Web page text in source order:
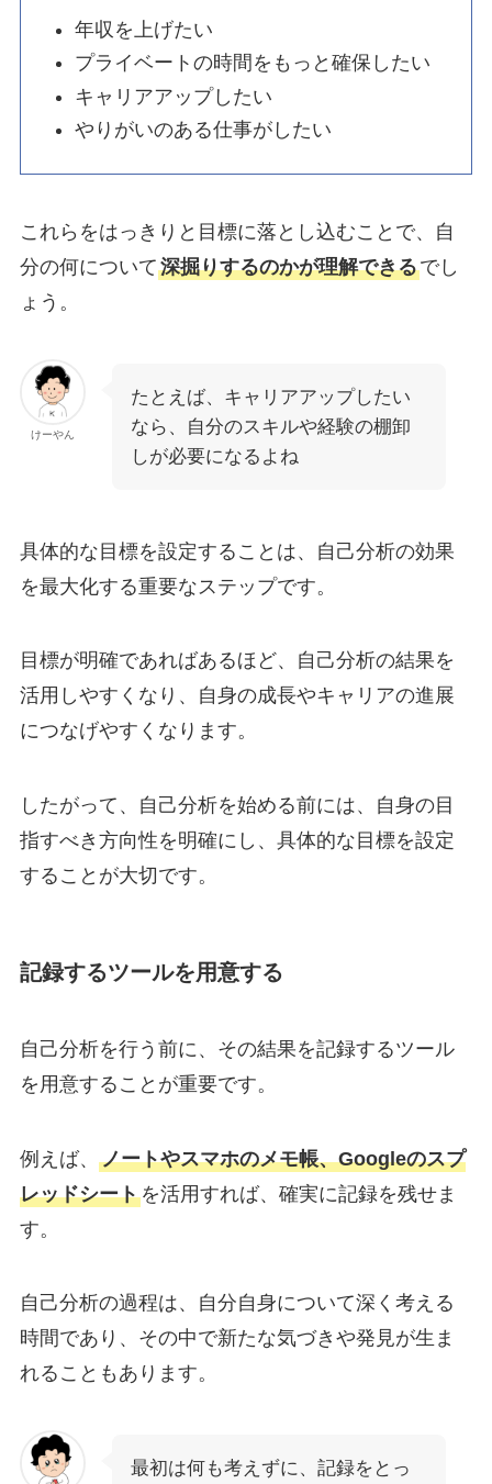
年収を上げたい
プライベートの時間をもっと確保したい
キャリアアップしたい
やりがいのある仕事がしたい
これらをはっきりと目標に落とし込むことで、自
分の何について深掘りするのかが理解できるでし
ょう。
けーやん
たとえば、キャリアアップしたい
なら、自分のスキルや経験の棚卸
しが必要になるよね
具体的な目標を設定することは、自己分析の効果
を最大化する重要なステップです。
目標が明確であればあるほど、自己分析の結果を
活用しやすくなり、自身の成長やキャリアの進展
につなげやすくなります。
したがって、自己分析を始める前には、自身の目
指すべき方向性を明確にし、具体的な目標を設定
することが大切です。
記録するツールを用意する
自己分析を行う前に、その結果を記録するツール
を用意することが重要です。
例えば、 ノートやスマホのメモ帳、Googleのスプ
レッドシートを活用すれば、確実に記録を残せま
す。
自己分析の過程は、自分自身について深く考える
時間であり、その中で新たな気づきや発見が生ま
れることもあります。
最初は何も考えずに、記録をとっ